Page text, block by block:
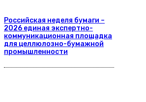
Российская неделя бумаги –
2026 единая экспертно-
коммуникационная площадка
для целлюлозно-бумажной
промышленности